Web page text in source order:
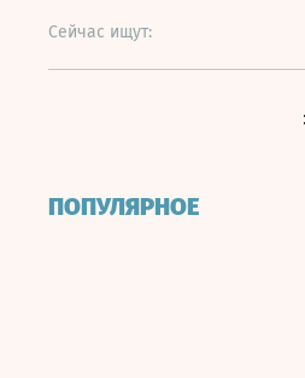
Сейчас ищут:
ПОПУЛЯРНОЕ